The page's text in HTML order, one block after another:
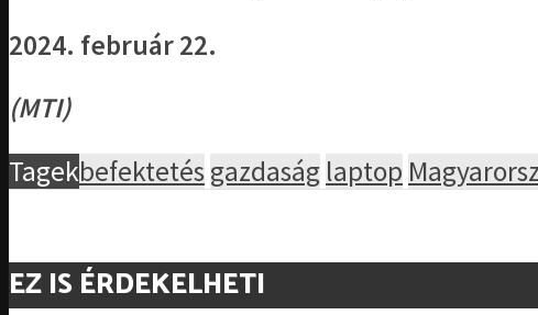
2024. február 22.
(MTI)
Tagekbefektetés gazdaság laptop
EZ IS ÉRDEKELHETI